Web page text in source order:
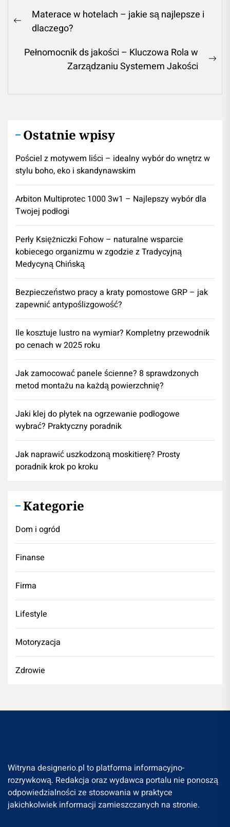
Nawigacja
wpisu
Previous
Materace w hotelach – jakie są najlepsze i
dlaczego?
Pełnomocnik ds jakości – Kluczowa Rola w
Zarządzaniu Systemem Jakości
Ostatnie wpisy
Pościel z motywem liści – idealny wybór do wnętrz w
stylu boho, eko i skandynawskim
Arbiton Multiprotec 1000 3w1 – Najlepszy wybór dla
Twojej podłogi
Perły Księżniczki Fohow – naturalne wsparcie
kobiecego organizmu w zgodzie z Tradycyjną
Medycyną Chińską
Bezpieczeństwo pracy a kraty pomostowe GRP – jak
zapewnić antypoślizgowość?
Ile kosztuje lustro na wymiar? Kompletny przewodnik
po cenach w 2025 roku
Jak zamocować panele ścienne? 8 sprawdzonych
metod montażu na każdą powierzchnię?
Jaki klej do płytek na ogrzewanie podłogowe
wybrać? Praktyczny poradnik
Jak naprawić uszkodzoną moskitierę? Prosty
poradnik krok po kroku
Kategorie
Dom i ogród
Finanse
Firma
Lifestyle
Motoryzacja
Zdrowie
Witryna designerio.pl to platforma informacyjno-
rozrywkową. Redakcja oraz wydawca portalu nie ponoszą
odpowiedzialności ze stosowania w praktyce
jakichkolwiek informacji zamieszczanych na stronie.